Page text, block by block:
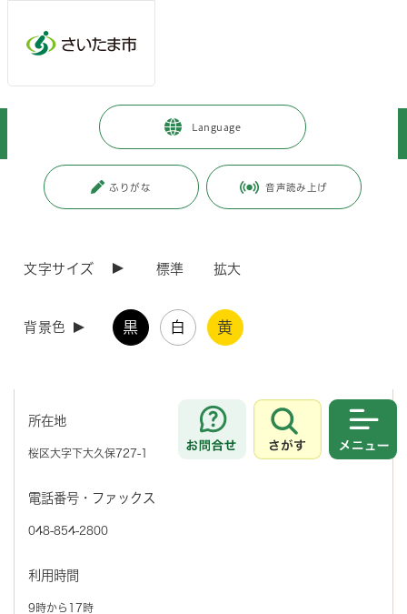
Language
ふりがな 音声読み上げ
文字サイズ 標準 拡大
背景色 黒 白 黄
お問合せ
さがす
健康・医療・福祉 > 福祉・介護 高齢の方
交流活動
更新日付：2024年6月10日 / ページ番号：C000667
60歳以上の方々が、入浴・演芸・囲碁・将棋・各種の集い・健康相談
所在地
桜区大字下大久保727-1
電話番号・ファックス
048-854-2800
利用時間
9時から17時